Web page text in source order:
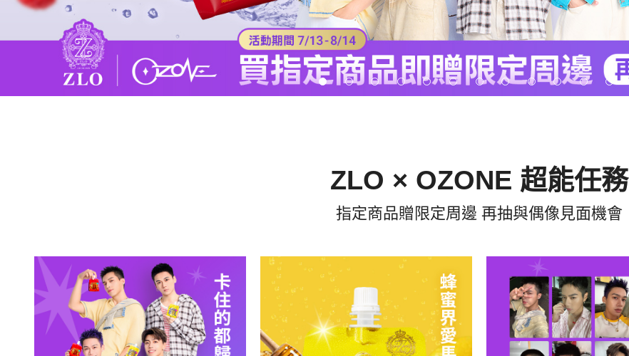
ZLO × OZONE 超能任務
指定商品贈限定周邊 再抽與偶像見面機會